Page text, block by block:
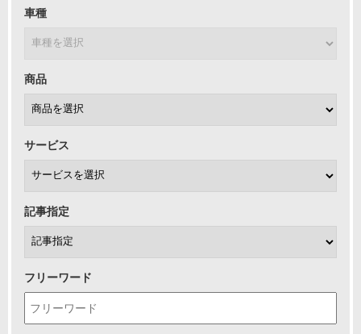
車種
商品
サービス
記事指定
フリーワード